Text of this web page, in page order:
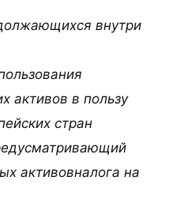
внутри
активов в пользу
стран
активовналога на